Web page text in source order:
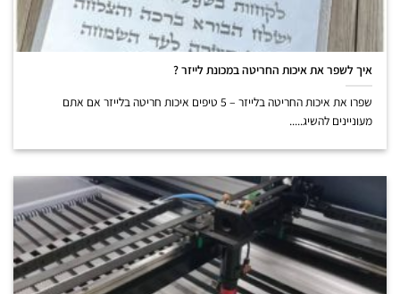
איך לשפר את איכות החריטה במכונת לייזר ?
שפרו את איכות החריטה בלייזר – 5 טיפים איכות חריטה בלייזר אם אתם
מעוניינים להשיג.....